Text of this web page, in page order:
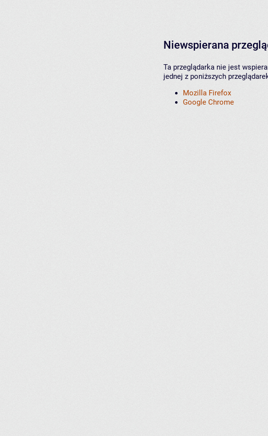
Niewspierana
Ta przeglądarka nie jest
jednej z poniższych
Mozilla Firefox
Google Chrome